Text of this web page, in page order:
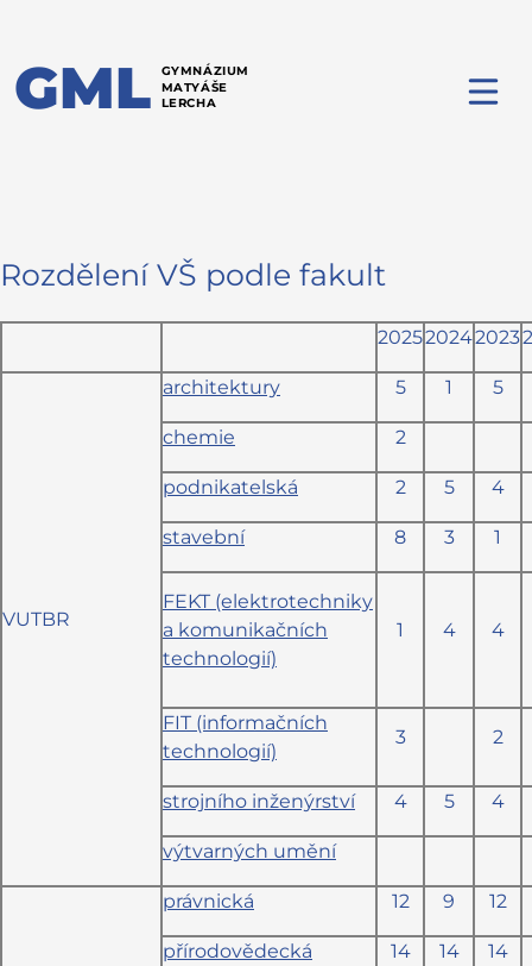
GML GYMNÁZIUM
MATYÁŠE
LERCHA
Rozdělení VŠ podle fakult
202520242023
VUTBR
architektury 5 1 5
chemie 2
podnikatelská 2 5 4
stavební 8 3 1
FEKT (elektrotechniky
a komunikačních
technologií)
1 4 4
FIT (informačních
technologií)
3 2
strojního inženýrství 4 5 4
výtvarných umění
právnická 12 9 12
přírodovědecká 14 14 14